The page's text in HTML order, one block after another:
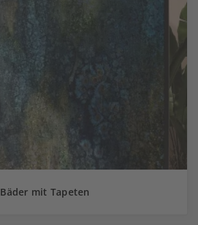
Bäder mit Tapeten